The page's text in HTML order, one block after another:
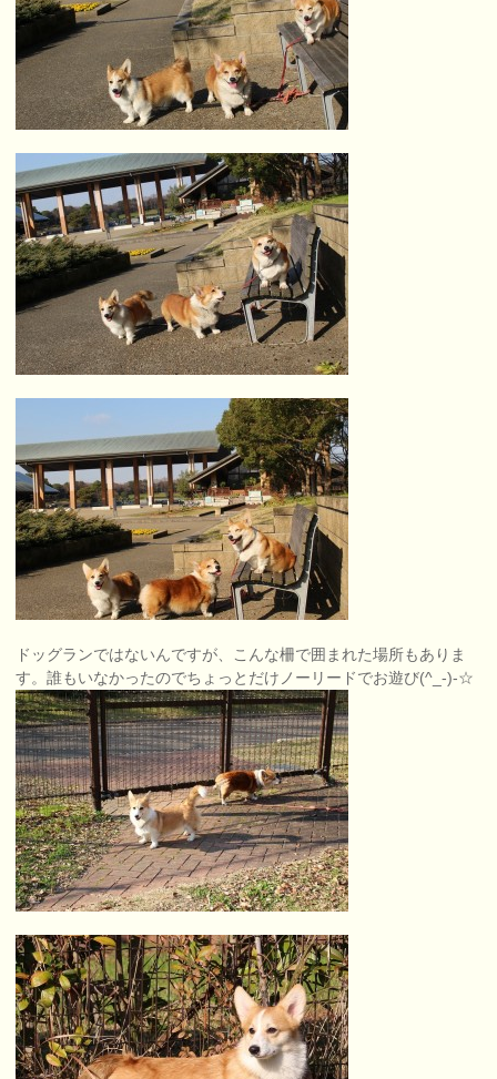
ドッグランではないんですが、こんな柵で囲まれた場所もありま
す。誰もいなかったのでちょっとだけノーリードでお遊び(^_-)-☆